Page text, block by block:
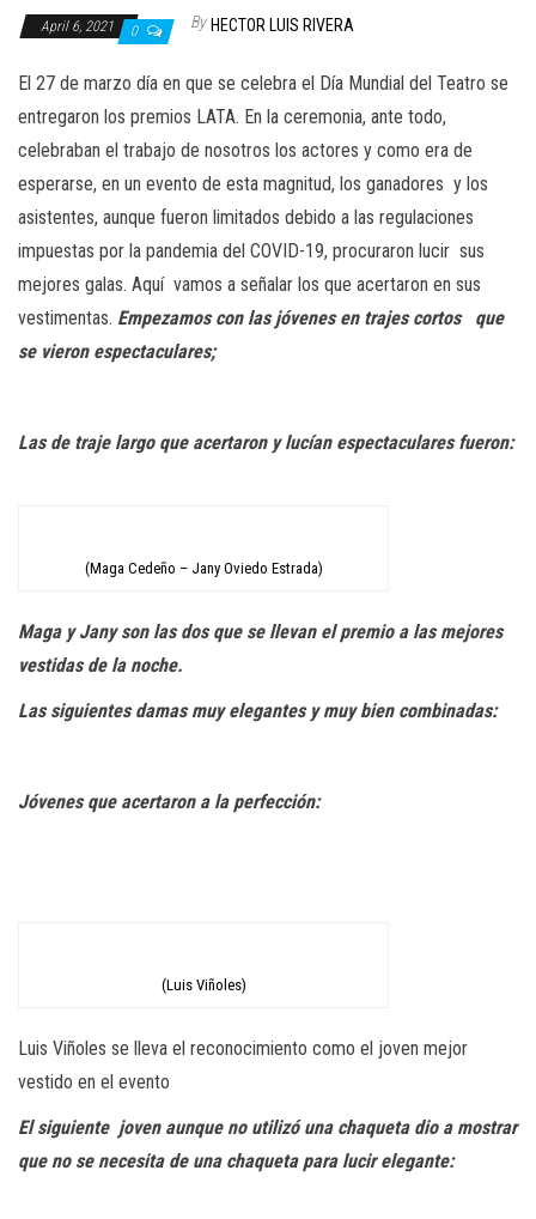
April 6, 2021 0 By HECTOR LUIS RIVERA
El 27 de marzo día en que se celebra el Día Mundial del Teatro se
entregaron los premios LATA. En la ceremonia, ante todo,
celebraban el trabajo de nosotros los actores y como era de
esperarse, en un evento de esta magnitud, los ganadores y los
asistentes, aunque fueron limitados debido a las regulaciones
impuestas por la pandemia del COVID-19, procuraron lucir sus
mejores galas. Aquí vamos a señalar los que acertaron en sus
vestimentas. Empezamos con las jóvenes en trajes cortos que
se vieron espectaculares;
Las de traje largo que acertaron y lucían espectaculares fueron:
(Maga Cedeño – Jany Oviedo Estrada)
Maga y Jany son las dos que se llevan el premio a las mejores
vestidas de la noche.
Las siguientes damas muy elegantes y muy bien combinadas:
Jóvenes que acertaron a la perfección:
(Luis Viñoles)
Luis Viñoles se lleva el reconocimiento como el joven mejor
vestido en el evento
El siguiente joven aunque no utilizó una chaqueta dio a mostrar
que no se necesita de una chaqueta para lucir elegante: